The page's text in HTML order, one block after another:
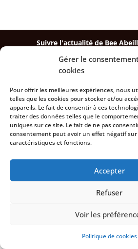
Gérer le
cookies
Pour offrir les meilleures expériences, nous
telles que les cookies pour stocker et/ou
appareils. Le fait de consentir à ces
traiter des données telles que le
uniques sur ce site. Le fait de ne pas
consentement peut avoir un effet négatif
caractéristiques et fonctions.
Accepter
Refuser
Voir les
Politique de cookies
Suivre l'actualité de Bee
Copyright © SASU Bee Abeille
Formulaire contact
- Téléphone : 06.21.75.06.20 -
Politique de